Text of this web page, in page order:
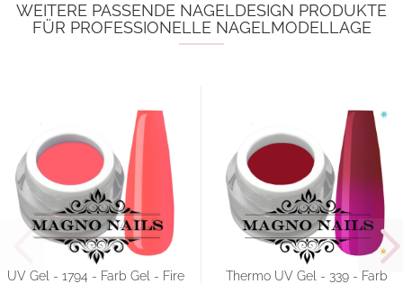
WEITERE PASSENDE NAGELDESIGN PRODUKTE
FÜR PROFESSIONELLE NAGELMODELLAGE
UV Gel - 1794 - Farb Gel - Fire
Thermo UV Gel - 339 - Farb